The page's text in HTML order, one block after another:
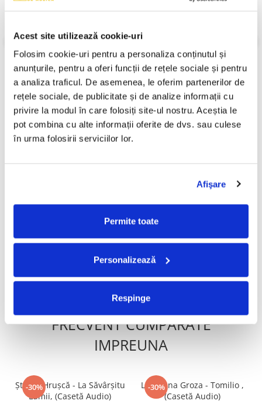
Acest site utilizează cookie-uri
Folosim cookie-uri pentru a personaliza conținutul și
anunțurile, pentru a oferi funcții de rețele sociale și pentru
a analiza traficul. De asemenea, le oferim partenerilor de
rețele sociale, de publicitate și de analize informații cu
privire la modul în care folosiți site-ul nostru. Aceștia le
pot combina cu alte informații oferite de dvs. sau culese
în urma folosirii serviciilor lor.
Afişare
Permite toate
Personalizează
Respinge
Rock, Blues, Blues Rock, Folk Rock, Album, 1995
An Lansare:1995
Stil:Blues Rock, Folk Rock
Gen:
Jazz, Rock, Blues
Informatii conformitate produs
Review-uri(0)
Rammstein – Reise, Reise
ADAUGA IN COS
-30%
Nicu Alifantis - 25 - Volumul
20,99 Lei
ADAUGA IN COS
FRECVENT CUMPARATE
IMPREUNA
-30%
Ștefan Hrușcă - La Săvârșitu
Lumii, (Casetă Audio)
-30%
Loredana Groza - Tomilio ,
(Casetă Audio)